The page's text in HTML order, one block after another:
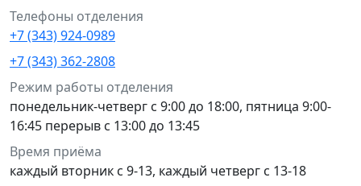
Телефоны отделения
+7 (343) 924-0989
+7 (343) 362-2808
Режим работы отделения
понедельник-четверг с 9:00 до 18:00, пятница 9:00-
16:45 перерыв с 13:00 до 13:45
Время приёма
каждый вторник с 9-13, каждый четверг с 13-18